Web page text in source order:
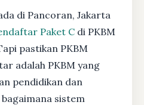
di Pancoran, Jakarta
Paket C di PKBM
pastikan PKBM
adalah PKBM yang
pendidikan dan
sistem